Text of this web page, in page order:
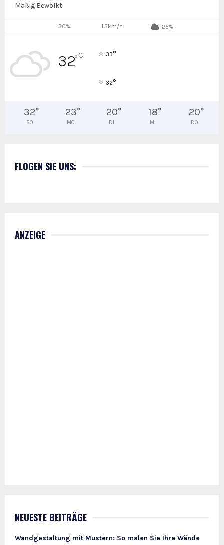
Mäßig Bewölkt
30% 1.3km/h 25%
32°C 33°
32°
32°
SO
23°
MO
20°
DI
18°
MI
20°
DO
FLOGEN SIE UNS:
ANZEIGE
NEUESTE BEITRÄGE
Wandgestaltung mit Mustern: So malen Sie Ihre Wände